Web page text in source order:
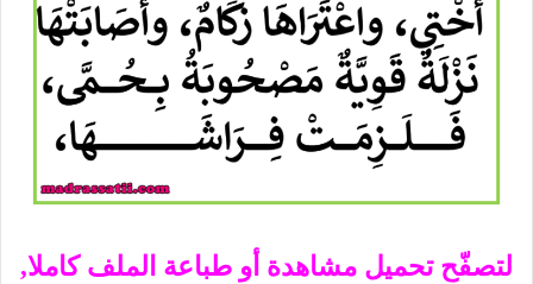
لتصفّح تحميل مشاهدة أو طباعة الملف كاملا,